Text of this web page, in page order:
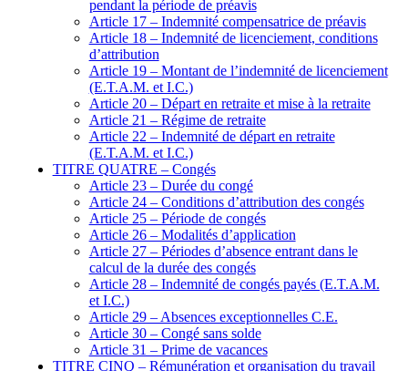
pendant la période de préavis
Article 17 – Indemnité compensatrice de préavis
Article 18 – Indemnité de licenciement, conditions
d’attribution
Article 19 – Montant de l’indemnité de licenciement
(E.T.A.M. et I.C.)
Article 20 – Départ en retraite et mise à la retraite
Article 21 – Régime de retraite
Article 22 – Indemnité de départ en retraite
(E.T.A.M. et I.C.)
TITRE QUATRE – Congés
Article 23 – Durée du congé
Article 24 – Conditions d’attribution des congés
Article 25 – Période de congés
Article 26 – Modalités d’application
Article 27 – Périodes d’absence entrant dans le
calcul de la durée des congés
Article 28 – Indemnité de congés payés (E.T.A.M.
et I.C.)
Article 29 – Absences exceptionnelles C.E.
Article 30 – Congé sans solde
Article 31 – Prime de vacances
TITRE CINQ – Rémunération et organisation du travail